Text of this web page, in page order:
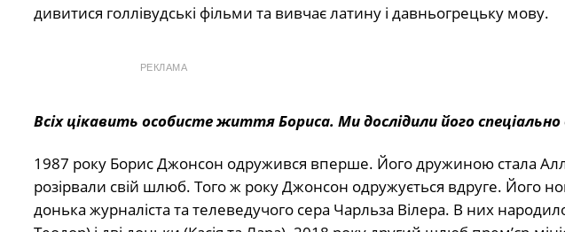
дивитися голлівудські фільми та вивчає латину і давньогрецьку мову.
РЕКЛАМА
Всіх цікавить особисте життя Бориса. Ми дослідили його
1987 року Борис Джонсон одружився вперше. Його дружиною стала
розірвали свій шлюб. Того ж року Джонсон одружується вдруге. Його
донька журналіста та телеведучого сера Чарльза Вілера. В них